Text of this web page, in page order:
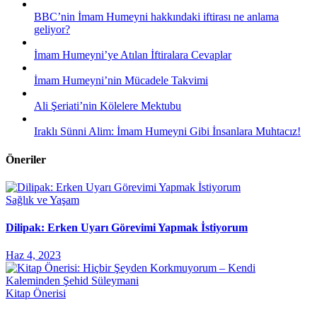
BBC’nin İmam Humeyni hakkındaki iftirası ne anlama
geliyor?
İmam Humeyni’ye Atılan İftiralara Cevaplar
İmam Humeyni’nin Mücadele Takvimi
Ali Şeriati’nin Kölelere Mektubu
Iraklı Sünni Alim: İmam Humeyni Gibi İnsanlara Muhtacız!
Öneriler
Sağlık ve Yaşam
Dilipak: Erken Uyarı Görevimi Yapmak İstiyorum
Haz 4, 2023
Kitap Önerisi